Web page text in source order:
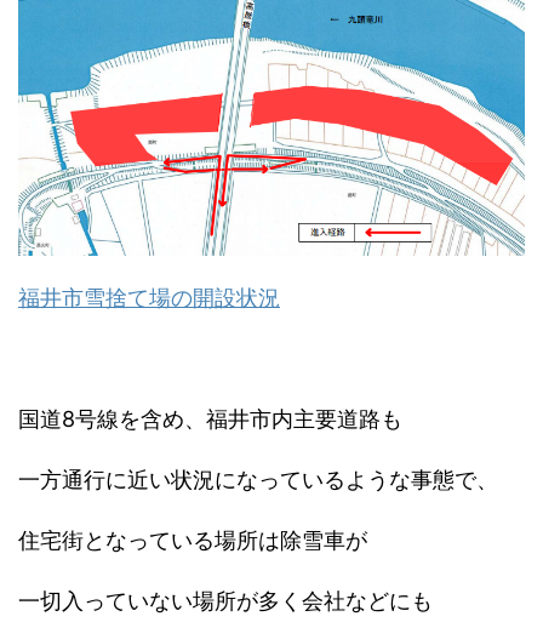
福井市雪捨て場の開設状況
国道8号線を含め、福井市内主要道路も
一方通行に近い状況になっているような事態で、
住宅街となっている場所は除雪車が
一切入っていない場所が多く会社などにも